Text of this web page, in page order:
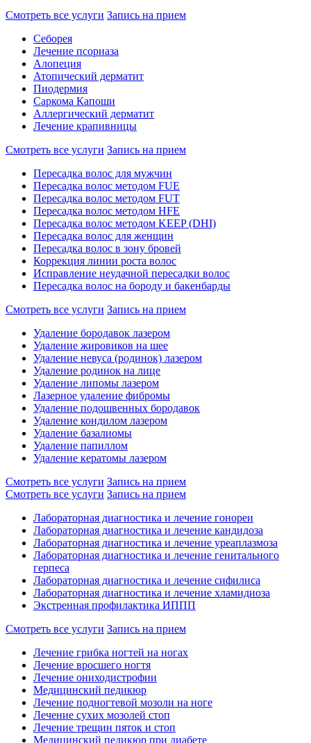
Смотреть все услуги Запись на прием
Себорея
Лечение псориаза
Алопеция
Атопический дерматит
Пиодермия
Саркома Капоши
Аллергический дерматит
Лечение крапивницы
Смотреть все услуги Запись на прием
Пересадка волос для мужчин
Пересадка волос методом FUE
Пересадка волос методом FUT
Пересадка волос методом HFE
Пересадка волос методом KEEP (DHI)
Пересадка волос для женщин
Пересадка волос в зону бровей
Коррекция линии роста волос
Исправление неудачной пересадки волос
Пересадка волос на бороду и бакенбарды
Смотреть все услуги Запись на прием
Удаление бородавок лазером
Удаление жировиков на шее
Удаление невуса (родинок) лазером
Удаление родинок на лице
Удаление липомы лазером
Лазерное удаление фибромы
Удаление подошвенных бородавок
Удаление кондилом лазером
Удаление базалиомы
Удаление папиллом
Удаление кератомы лазером
Смотреть все услуги Запись на прием
Смотреть все услуги Запись на прием
Лабораторная диагностика и лечение гонореи
Лабораторная диагностика и лечение кандидоза
Лабораторная диагностика и лечение уреаплазмоза
Лабораторная диагностика и лечение генитального
герпеса
Лабораторная диагностика и лечение сифилиса
Лабораторная диагностика и лечение хламидиоза
Экстренная профилактика ИППП
Смотреть все услуги Запись на прием
Лечение грибка ногтей на ногах
Лечение вросшего ногтя
Лечение ониходистрофии
Медицинский педикюр
Лечение подногтевой мозоли на ноге
Лечение сухих мозолей стоп
Лечение трещин пяток и стоп
Медицинский педикюр при диабете